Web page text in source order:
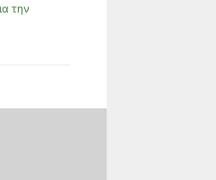
την